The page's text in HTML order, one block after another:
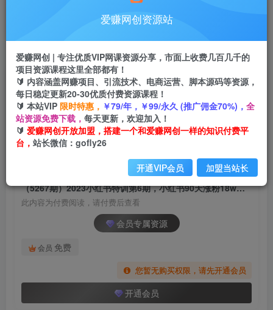
会员专属推广链接
首页 创业课程 会员专属 正文
（5267期）2023小红书特训第6期，小红书90天涨
粉18w，变现10w+，半年矩阵号粉丝破百万
爱赚网创
2年前发布
关注 私信
（5267期）2023小红书特训第6期，小红书90天涨粉18w，变现10w+，半年矩阵号粉丝破百万
此内容为付费阅读，请付费后查看
会员专属资源
会员 免费
您暂无购买权限，请先开通会员
开通会员
爱赚网创资源站
爱赚网创 | 专注优质VIP网课资源分享，市面上收费几百几千的
项目资源课程这里全部都有！
🔰 内容涵盖网赚项目、引流技术、电商运营、脚本源码等资源，
每日稳定更新20-30优质付费资源课程！
🔰 本站VIP 限时特惠， ￥79/年，￥99/永久 (推广佣金70%)， 全
站资源免费下载， 每天更新，欢迎加入！
🔰 爱赚网创开放加盟，搭建一个和爱赚网创一样的知识付费平
台， 站长微信：gofly26
开通VIP会员 加盟当站长